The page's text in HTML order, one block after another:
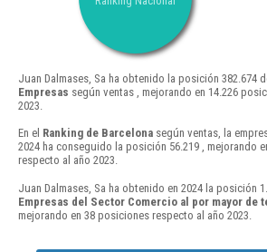
Juan Dalmases, Sa ha obtenido la posición 382.674
Empresas según ventas , mejorando en 14.226
2023.
En el Ranking de Barcelona según ventas, la
2024 ha conseguido la posición 56.219 , mejorando
respecto al año 2023.
Juan Dalmases, Sa ha obtenido en 2024 la posición
Empresas del Sector Comercio al por mayor de
mejorando en 38 posiciones respecto al año 2023.